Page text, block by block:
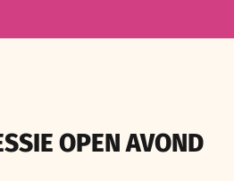
OPEN AVOND